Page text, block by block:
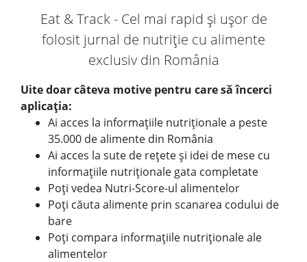
Eat & Track - Cel mai rapid și ușor de
folosit jurnal de nutriție cu alimente
exclusiv din România
Uite doar câteva motive pentru care să încerci
aplicația:
Ai acces la informațiile nutriționale a peste
35.000 de alimente din România
Ai acces la sute de rețete și idei de mese cu
informațiile nutriționale gata completate
Poți vedea Nutri-Score-ul alimentelor
Poți căuta alimente prin scanarea codului de
bare
Poți compara informațiile nutriționale ale
alimentelor